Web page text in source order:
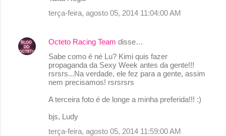
terça-feira, agosto 05, 2014 11:04:00 AM
Octeto Racing Team disse…
Sabe como é né Lu? Kimi quis fazer
propaganda da Sexy Week antes da gente!!!
rsrsrs...Na verdade, ele fez para a gente, assim
nem precisamos! rsrsrsrs
A terceira foto é de longe a minha preferida!!! :)
bjs, Ludy
terça-feira, agosto 05, 2014 11:59:00 AM